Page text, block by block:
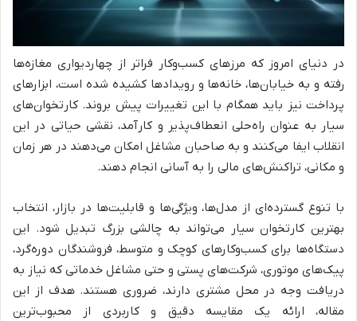
در دنیای امروز که مرزهای کسب‌وکار فراتر از چهاردیواری مغازه‌ها
رفته و به خیابان‌ها، خانه‌ها و رویدادها کشیده شده است، ابزارهای
پرداخت نیز باید همگام با این تغییرات پیش بروند. کارتخوان‌های
سیار به عنوان راه‌حلی انعطاف‌پذیر و کارآمد، نقشی حیاتی در این
انقلاب ایفا می‌کنند و به صاحبان مشاغل امکان می‌دهند در هر زمان
و مکانی، تراکنش‌های مالی را به آسانی انجام دهند.
با تنوع گسترده‌ای از مدل‌ها، ویژگی‌ها و قابلیت‌ها در بازار، انتخاب
بهترین کارتخوان سیار می‌تواند به چالشی بزرگ تبدیل شود. این
دستگاه‌ها برای کسب‌وکارهای کوچک و متوسط، فروشندگان دوره‌گرد،
پیک‌های موتوری، شرکت‌های پستی و حتی مشاغل خدماتی که نیاز به
دریافت وجه در محل مشتری دارند، ضروری هستند. هدف از این
مقاله، ارائه یک مقایسه دقیق و کاربردی از محبوب‌ترین